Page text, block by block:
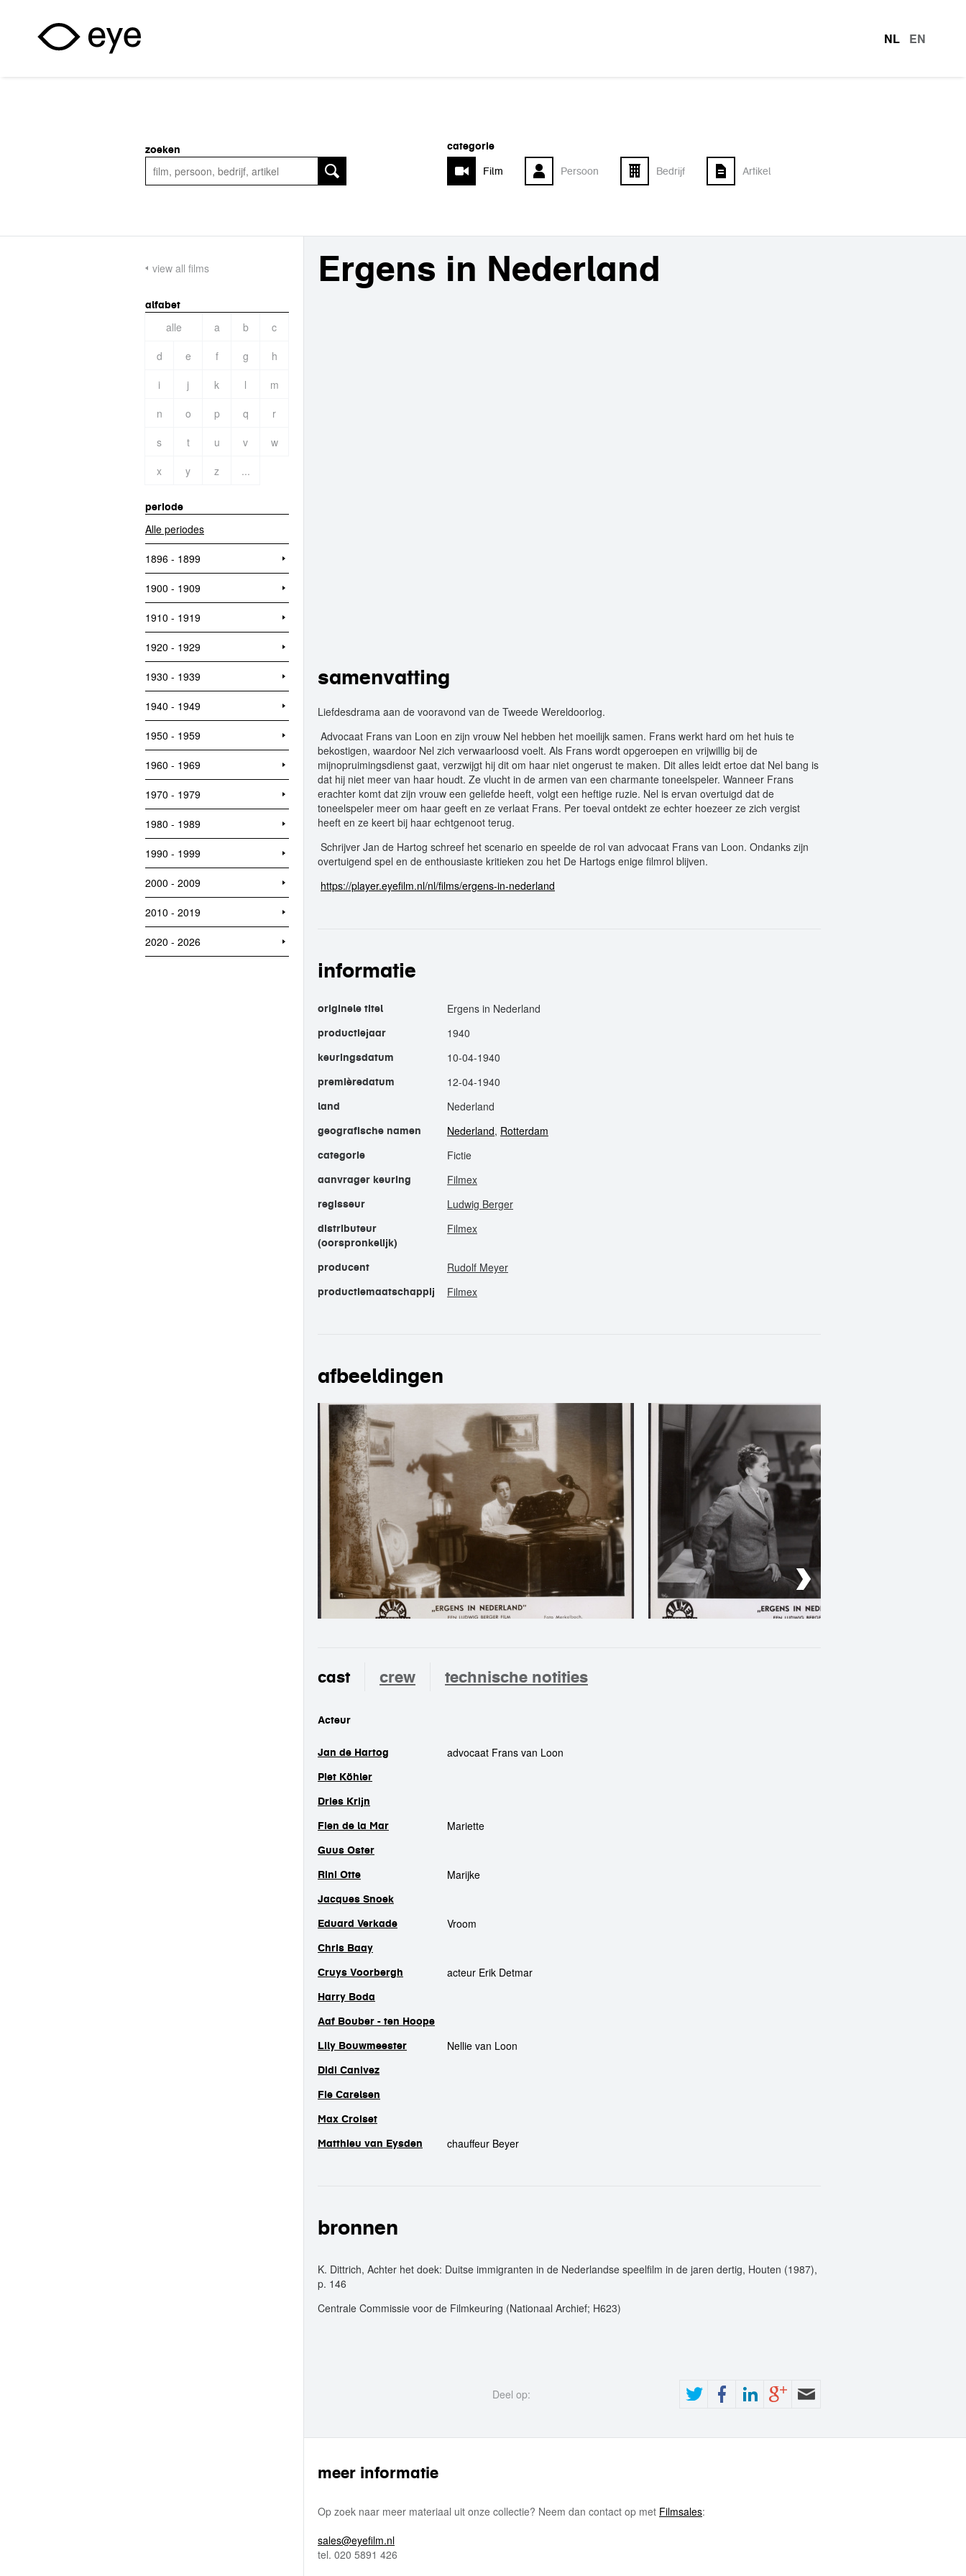
NL EN
categorie
Film
Persoon Bedrijf Artikel
zoeken
view all films
alfabet
alle a b
c
d
e f g
h
i
j k l
m
n
o p q
r
s
t u v
w
x
y z ...
periode
Alle periodes
1896 - 1899
1900 - 1909
1910 - 1919
1920 - 1929
1930 - 1939
1940 - 1949
1950 - 1959
1960 - 1969
1970 - 1979
1980 - 1989
1990 - 1999
2000 - 2009
2010 - 2019
2020 - 2026
Ergens in Nederland
samenvatting
Liefdesdrama aan de vooravond van de Tweede Wereldoorlog.
Advocaat Frans van Loon en zijn vrouw Nel hebben het moeilijk samen. Frans werkt hard om het huis te
bekostigen, waardoor Nel zich verwaarloosd voelt. Als Frans wordt opgeroepen en vrijwillig bij de
mijnopruimingsdienst gaat, verzwijgt hij dit om haar niet ongerust te maken. Dit alles leidt ertoe dat Nel bang is
dat hij niet meer van haar houdt. Ze vlucht in de armen van een charmante toneelspeler. Wanneer Frans
erachter komt dat zijn vrouw een geliefde heeft, volgt een heftige ruzie. Nel is ervan overtuigd dat de
toneelspeler meer om haar geeft en ze verlaat Frans. Per toeval ontdekt ze echter hoezeer ze zich vergist
heeft en ze keert bij haar echtgenoot terug.
Schrijver Jan de Hartog schreef het scenario en speelde de rol van advocaat Frans van Loon. Ondanks zijn
overtuigend spel en de enthousiaste kritieken zou het De Hartogs enige filmrol blijven.
https://player.eyefilm.nl/nl/films/ergens-in-nederland
informatie
originele titel Ergens in Nederland
productiejaar 1940
keuringsdatum 10-04-1940
premièredatum 12-04-1940
land Nederland
geografische namen Nederland, Rotterdam
categorie Fictie
aanvrager keuring Filmex
regisseur Ludwig Berger
distributeur
(oorspronkelijk)
Filmex
producent Rudolf Meyer
productiemaatschappij Filmex
afbeeldingen
cast crew technische notities
cast
Acteur
Jan de Hartog advocaat Frans van Loon
Piet Köhler
Dries Krijn
Fien de la Mar
Mariette
Guus Oster
Rini Otte
Marijke
Jacques Snoek
Eduard Verkade
Vroom
Chris Baay
Cruys Voorbergh
acteur Erik Detmar
Harry Boda
Aaf Bouber - ten Hoope
Lily Bouwmeester
Nellie van Loon
Didi Canivez
Fie Carelsen
Max Croiset
Matthieu van Eysden
chauffeur Beyer
bronnen
K. Dittrich, Achter het doek: Duitse immigranten in de Nederlandse speelfilm in de jaren dertig, Houten (1987),
p. 146
Centrale Commissie voor de Filmkeuring (Nationaal Archief; H623)
Deel op:
meer informatie
Op zoek naar meer materiaal uit onze collectie? Neem dan contact op met Filmsales:
sales@eyefilm.nl
tel. 020 5891 426